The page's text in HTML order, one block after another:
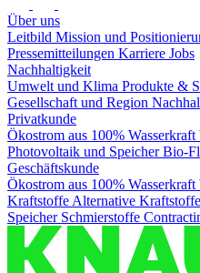
Über uns
Leitbild Mission und
Pressemitteilungen Karriere Jobs
Nachhaltigkeit
Umwelt und Klima Produkte &
Gesellschaft und Region
Privatkunde
Ökostrom aus 100% Wasserkraft
Photovoltaik und SpeicherBio-
Geschäftskunde
Ökostrom aus 100% Wasserkraft
Kraftstoffe Alternative Kraftstoffe
Speicher Schmierstoffe